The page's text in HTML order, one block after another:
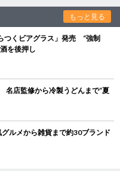
もっと見る
つくビアグラス」発売 “強制
を後押し
店監修から冷製うどんまで“夏
ルメから雑貨まで約30ブランド